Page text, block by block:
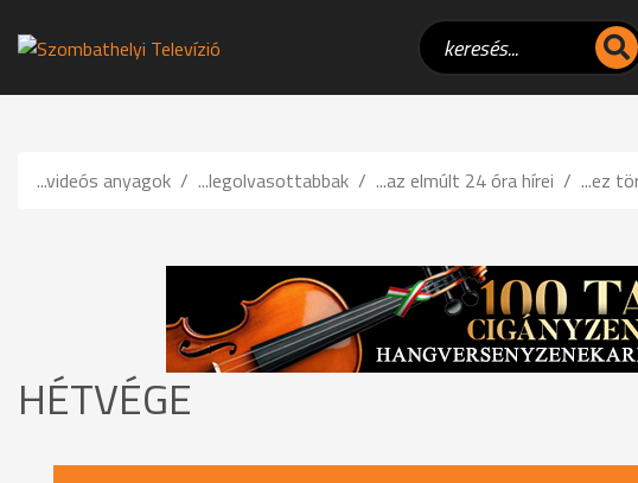
...videós anyagok ...legolvasottabbak ...az elmúlt 24 óra hírei ...ez
HÉTVÉGE